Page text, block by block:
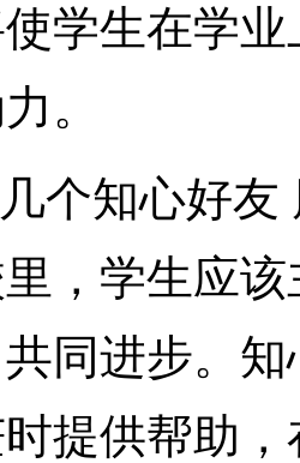
学生在学
。
个知心好
，学生应
同进步。
提供帮助